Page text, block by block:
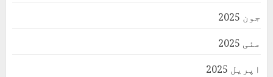
جون 2025
مئی 2025
اپریل 2025